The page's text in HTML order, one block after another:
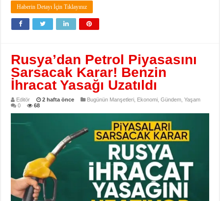
Haberin Detayı İçin Tıklayınız
Rusya’dan Petrol Piyasasını
Sarsacak Karar! Benzin
İhracat Yasağı Uzatıldı
Editör 2 hafta önce Bugünün Manşetleri Ekonomi ,Gündem ,Yaşam
0
68